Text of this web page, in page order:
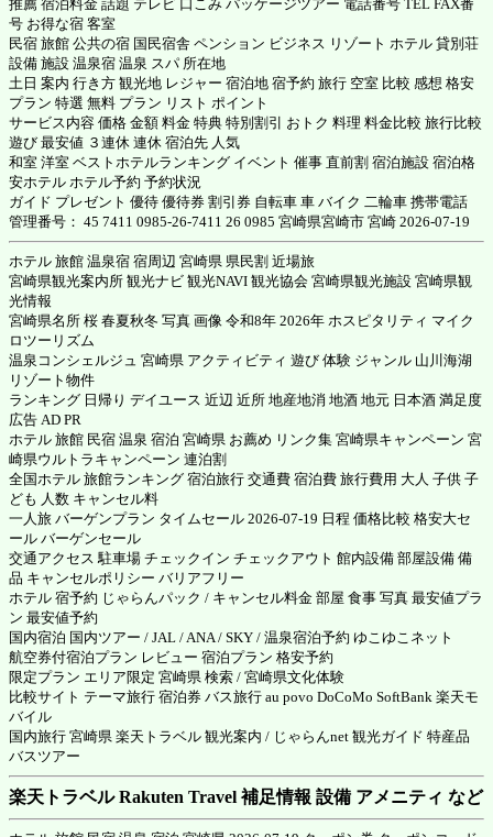
推薦 宿泊料金 話題 テレビ 口こみ パッケージツアー 電話番号 TEL FAX番
号 お得な宿 客室
民宿 旅館 公共の宿 国民宿舎 ペンション ビジネス リゾート ホテル 貸別荘
設備 施設 温泉宿 温泉 スパ 所在地
土日 案内 行き方 観光地 レジャー 宿泊地 宿予約 旅行 空室 比較 感想 格安
プラン 特選 無料 プラン リスト ポイント
サービス内容 価格 金額 料金 特典 特別割引 おトク 料理 料金比較 旅行比較
遊び 最安値 ３連休 連休 宿泊先 人気
和室 洋室 ベストホテルランキング イベント 催事 直前割 宿泊施設 宿泊格
安ホテル ホテル予約 予約状況
ガイド プレゼント 優待 優待券 割引券 自転車 車 バイク 二輪車 携帯電話
管理番号： 45 7411 0985-26-7411 26 0985 宮崎県宮崎市 宮崎 2026-07-19
ホテル 旅館 温泉宿 宿周辺 宮崎県 県民割 近場旅
宮崎県観光案内所 観光ナビ 観光NAVI 観光協会 宮崎県観光施設 宮崎県観
光情報
宮崎県名所 桜 春夏秋冬 写真 画像 令和8年 2026年 ホスピタリティ マイク
ロツーリズム
温泉コンシェルジュ 宮崎県 アクティビティ 遊び 体験 ジャンル 山川海湖
リゾート物件
ランキング 日帰り デイユース 近辺 近所 地産地消 地酒 地元 日本酒 満足度
広告 AD PR
ホテル 旅館 民宿 温泉 宿泊 宮崎県 お薦め リンク集 宮崎県キャンペーン 宮
崎県ウルトラキャンペーン 連泊割
全国ホテル 旅館ランキング 宿泊旅行 交通費 宿泊費 旅行費用 大人 子供 子
ども 人数 キャンセル料
一人旅 バーゲンプラン タイムセール 2026-07-19 日程 価格比較 格安大セ
ール バーゲンセール
交通アクセス 駐車場 チェックイン チェックアウト 館内設備 部屋設備 備
品 キャンセルポリシー バリアフリー
ホテル 宿予約 じゃらんパック / キャンセル料金 部屋 食事 写真 最安値プラ
ン 最安値予約
国内宿泊 国内ツアー / JAL / ANA / SKY / 温泉宿泊予約 ゆこゆこネット
航空券付宿泊プラン レビュー 宿泊プラン 格安予約
限定プラン エリア限定 宮崎県 検索 / 宮崎県文化体験
比較サイト テーマ旅行 宿泊券 バス旅行 au povo DoCoMo SoftBank 楽天モ
バイル
国内旅行 宮崎県 楽天トラベル 観光案内 / じゃらんnet 観光ガイド 特産品
バスツアー
楽天トラベル Rakuten Travel 補足情報 設備 アメニティ など